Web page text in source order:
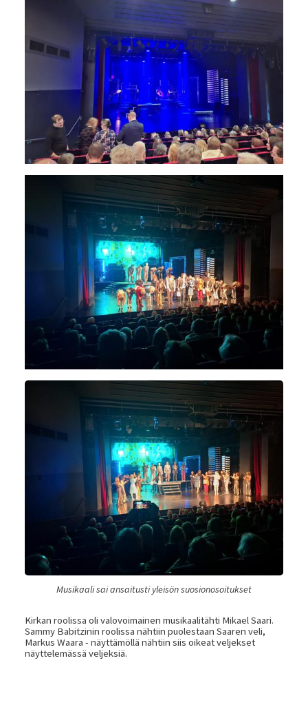
Musikaali sai ansaitusti yleisön suosionosoitukset
Kirkan roolissa oli valovoimainen musikaalitähti Mikael Saari.
Sammy Babitzinin roolissa nähtiin puolestaan Saaren veli,
Markus Waara - näyttämöllä nähtiin siis oikeat veljekset
näyttelemässä veljeksiä.